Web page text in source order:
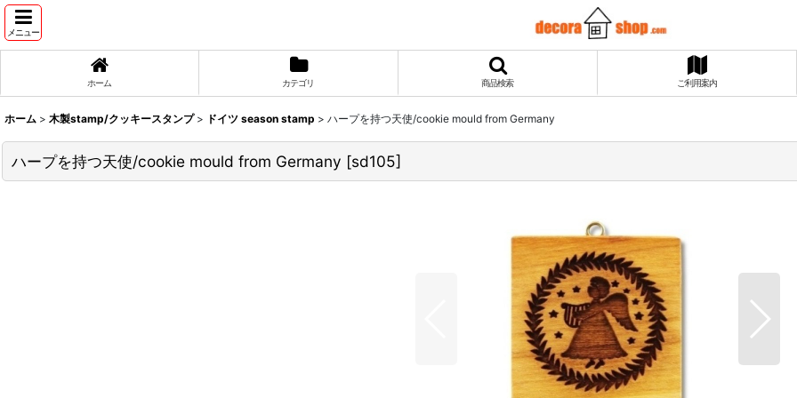
メニュー
ホーム カテゴリ 商品検索 ご利用案内
ホーム > 木製stamp/クッキースタンプ > ドイツ season stamp > ハープを持つ天使/cookie mould from Germany
ハープを持つ天使/cookie mould from Germany [sd105]